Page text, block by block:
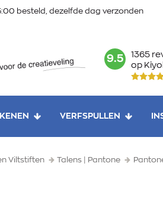
besteld, dezelfde dag verzonden
mark:
9.5
1365
op
VERFSPULLEN
Viltstiften Talens | Pantone